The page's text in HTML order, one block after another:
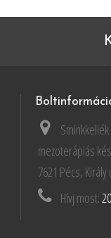
mezoterápiás
7621 Pécs, Király
Hívj most: